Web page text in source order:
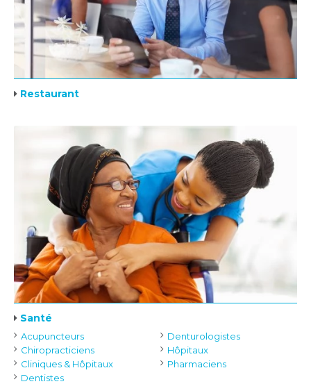
Restaurant
Santé
Acupuncteurs
Chiropracticiens
Cliniques & Hôpitaux
Dentistes
Denturologistes
Hôpitaux
Pharmaciens